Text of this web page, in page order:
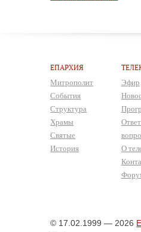
ЕПАРХИЯ
Митрополит
События
Структура
Храмы
Святые
История
Эфир
О
© 17.02.1999 — 2026